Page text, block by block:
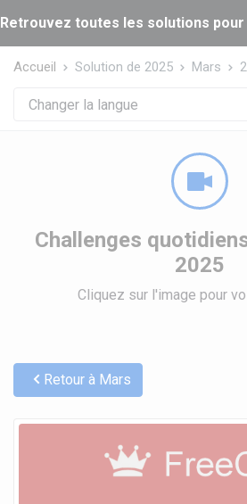
Retrouvez toutes les solutions
Accueil Solution de 2025 Mars
Challenges
2025
Cliquez sur l'image pour
Retour à Mars